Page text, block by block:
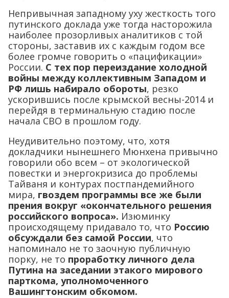
Непривычная западному уху жесткость того
путинского доклада уже тогда насторожила
наиболее прозорливых аналитиков с той
стороны, заставив их с каждым годом все
более громче говорить о «пацификации»
России. С тех пор переиздание холодной
войны между коллективным Западом и
РФ лишь набирало обороты, резко
ускорившись после крымской весны-2014 и
перейдя в терминальную стадию после
начала СВО в прошлом году.
Неудивительно поэтому, что, хотя
докладчики нынешнего Мюнхена привычно
говорили обо всем – от экологической
повестки и энергокризиса до проблемы
Тайваня и контурах постпандемийного
мира, гвоздем программы все же были
прения вокруг «окончательного решения
российского вопроса». Изюминку
происходящему придавало то, что Россию
обсуждали без самой России, что
напоминало не то заочную публичную
порку, не то проработку личного дела
Путина на заседании этакого мирового
парткома, уполномоченного
Вашингтонским обкомом.